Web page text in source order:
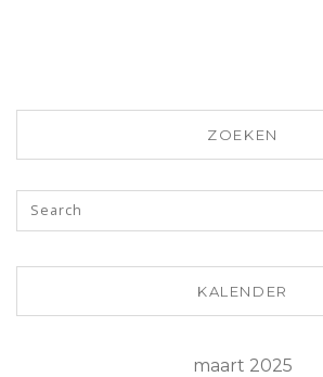
ZOEKEN
KALENDER
maart 2025